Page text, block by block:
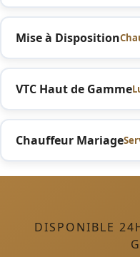
Mise à Disposition
VTC Haut de Gamme
Chauffeur Mariage
DISPONIBLE